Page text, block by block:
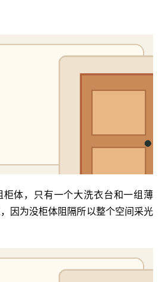
体，只有一个大洗衣台和一组薄
因为没柜体阻隔所以整个空间采光